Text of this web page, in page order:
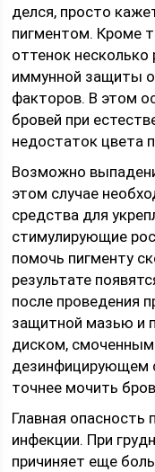
делся, просто
пигментом. Кроме
оттенок несколько
иммунной защиты
факторов. В этом
бровей при
недостаток цвета
Возможно
этом случае
средства для
стимулирующие
помочь пигменту
результате
после проведения
защитной мазью и
диском,
дезинфицирующем
точнее мочить
Главная опасность
инфекции. При
причиняет еще